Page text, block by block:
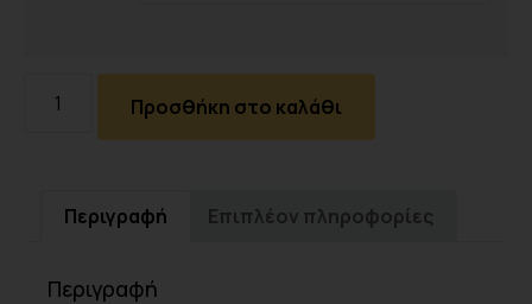
Προσθήκη στο καλάθι
Περιγραφή Επιπλέον πληροφορίες
Περιγραφή